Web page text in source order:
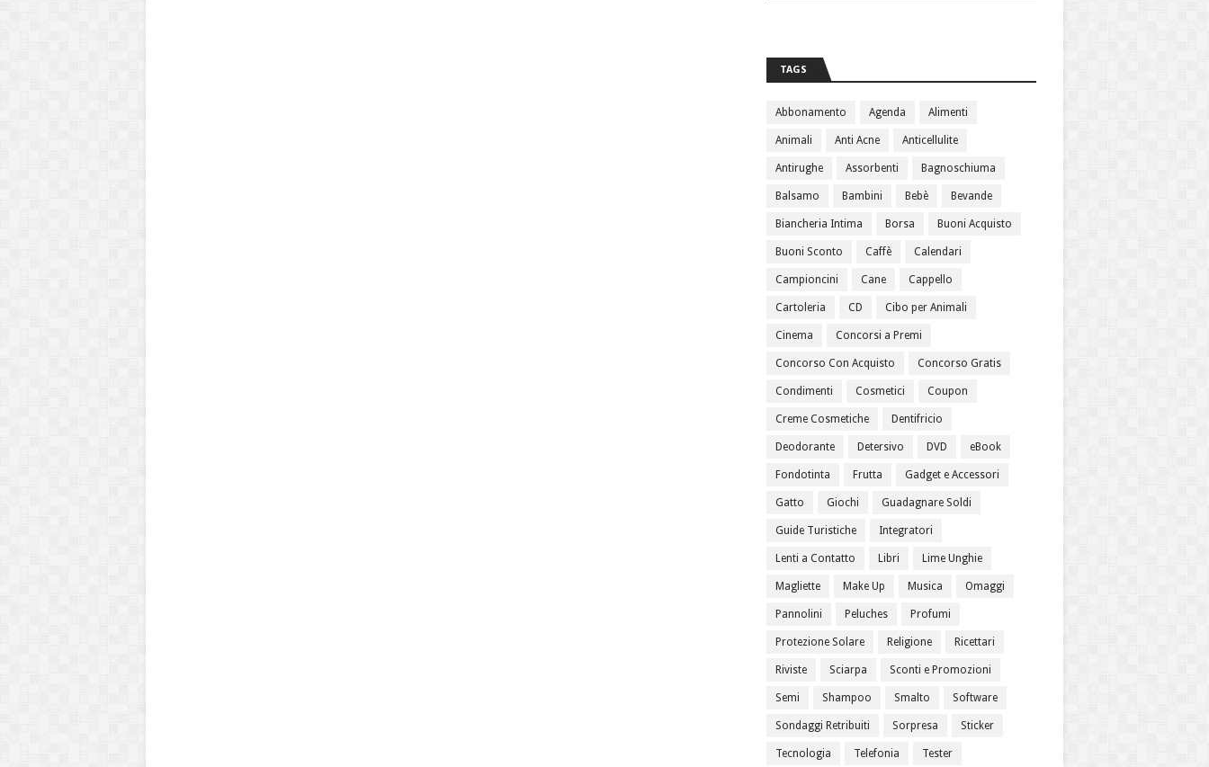
TAGS
Abbonamento Agenda Alimenti
Animali Anti Acne Anticellulite
Antirughe Assorbenti Bagnoschiuma
Balsamo Bambini Bebè Bevande
Biancheria Intima Borsa Buoni Acquisto
Buoni Sconto Caffè Calendari
Campioncini Cane Cappello
Cartoleria CD Cibo per Animali
Cinema Concorsi a Premi
Concorso Con Acquisto Concorso Gratis
Condimenti Cosmetici Coupon
Creme Cosmetiche Dentifricio
Deodorante Detersivo DVD eBook
Fondotinta Frutta Gadget e Accessori
Gatto Giochi Guadagnare Soldi
Guide Turistiche Integratori
Lenti a Contatto Libri Lime Unghie
Magliette Make Up Musica Omaggi
Pannolini Peluches Profumi
Protezione Solare Religione Ricettari
Riviste Sciarpa Sconti e Promozioni
Semi Shampoo Smalto Software
Sondaggi Retribuiti Sorpresa Sticker
Tecnologia Telefonia Tester